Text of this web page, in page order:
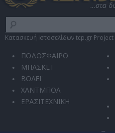
Κατασκευή Ιστοσελίδων tcp.gr Project
ΠΟΔΟΣΦΑΙΡΟ
ΜΠΑΣΚΕΤ
ΒΟΛΕΪ
ΧΑΝΤΜΠΟΛ
ΕΡΑΣΙΤΕΧΝΙΚΗ